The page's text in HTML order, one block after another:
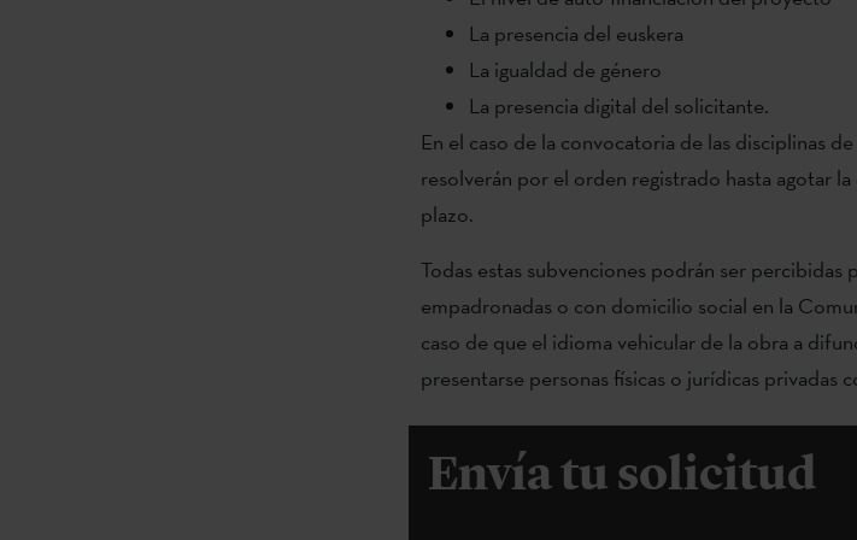
La presencia del euskera
La igualdad de género
La presencia digital del solicitante.
En el caso de la convocatoria de las disciplinas de
resolverán por el orden registrado hasta agotar
plazo.
Todas estas subvenciones podrán ser percibidas
empadronadas o con domicilio social en la
caso de que el idioma vehicular de la obra a
presentarse personas físicas o jurídicas privadas
Envía tu solicitud